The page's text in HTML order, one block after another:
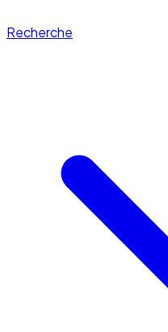
Recherche